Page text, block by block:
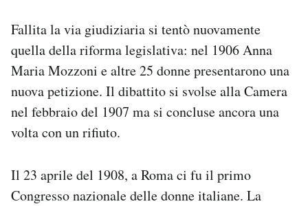
Fallita la via giudiziaria si tentò nuovamente
quella della riforma legislativa: nel 1906 Anna
Maria Mozzoni e altre 25 donne presentarono una
nuova petizione. Il dibattito si svolse alla Camera
nel febbraio del 1907 ma si concluse ancora una
volta con un rifiuto.
Il 23 aprile del 1908, a Roma ci fu il primo
Congresso nazionale delle donne italiane. La